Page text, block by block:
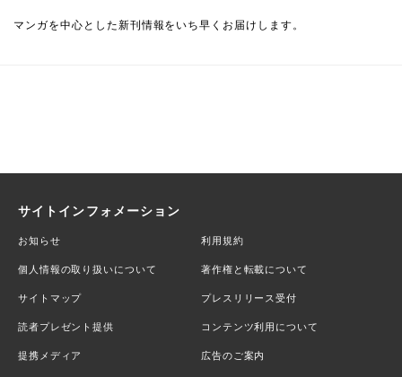
マンガを中心とした新刊情報をいち早くお届けします。
サイトインフォメーション
お知らせ 利用規約
個人情報の取り扱いについて 著作権と転載について
サイトマップ プレスリリース受付
読者プレゼント提供 コンテンツ利用について
提携メディア 広告のご案内